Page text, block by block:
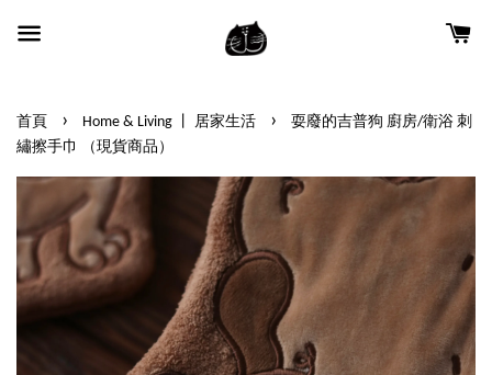
首頁 › Home & Living 丨 居家生活 ›
耍廢的吉普狗 廚房/衛浴 刺
繡擦手巾 （現貨商品）